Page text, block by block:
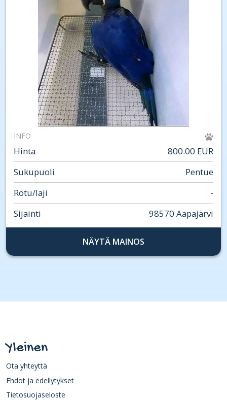
INFO
Hinta
800.00 EUR
Sukupuoli
Pentue
Rotu/laji
-
Sijainti
98570 Aapajärvi
NÄYTÄ MAINOS
Yleinen
Ota yhteyttä
Ehdot ja edellytykset
Tietosuojaseloste